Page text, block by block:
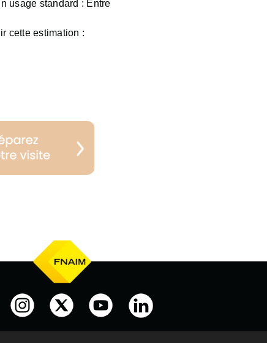
usage standard : Entre
cette estimation :